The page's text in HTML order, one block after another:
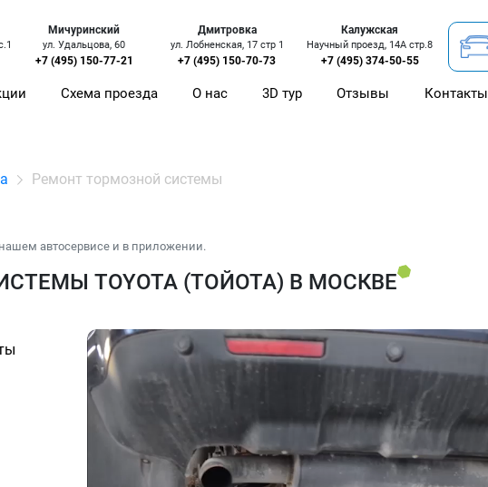
Мичуринский
ул. Удальцова, 60
+7 (495) 150-77-21
Дмитровка
ул. Лобненская, 17 стр 1
+7 (495) 150-70-73
Калужская
Научный проезд, 14А стр.8
+7 (495) 374-50-55
Схема проезда О нас 3D тур Отзывы Контакты
Ремонт тормозной системы
автосервисе и в приложении.
TOYOTA (ТОЙОТА) В МОСКВЕ